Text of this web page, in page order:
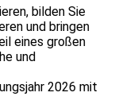
bilden Sie
und bringen
eines großen
und
2026 mit